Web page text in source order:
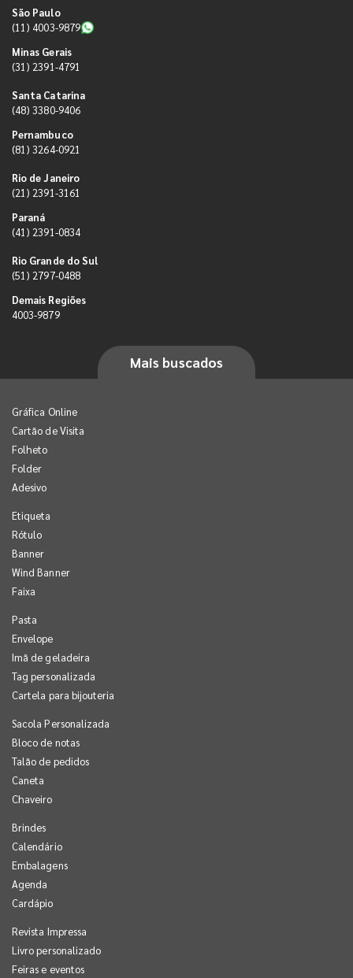
São Paulo
(11) 4003-9879
Minas Gerais
(31) 2391-4791
Santa Catarina
(48) 3380-9406
Pernambuco
(81) 3264-0921
Rio de Janeiro
(21) 2391-3161
Paraná
(41) 2391-0834
Rio Grande do Sul
(51) 2797-0488
Demais Regiões
4003-9879
Mais buscados
Gráfica Online
Cartão de Visita
Folheto
Folder
Adesivo
Etiqueta
Rótulo
Banner
Wind Banner
Faixa
Pasta
Envelope
Imã de geladeira
Tag personalizada
Cartela para bijouteria
Sacola Personalizada
Bloco de notas
Talão de pedidos
Caneta
Chaveiro
Brindes
Calendário
Embalagens
Agenda
Cardápio
Revista Impressa
Livro personalizado
Feiras e eventos